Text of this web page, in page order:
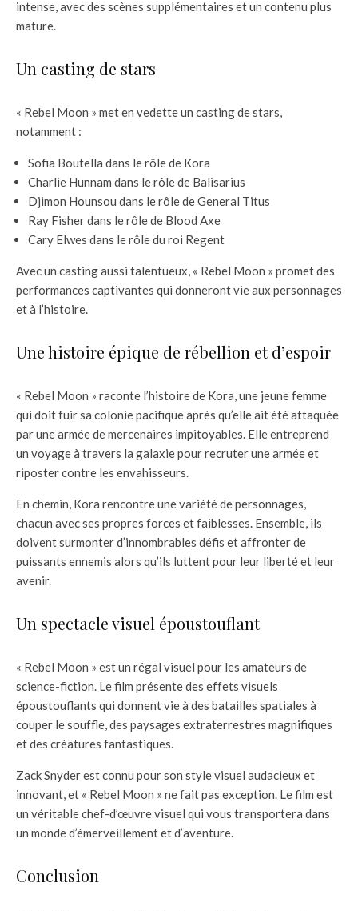
intense, avec des scènes supplémentaires et un contenu plus
mature.
Un casting de stars
« Rebel Moon » met en vedette un casting de stars,
notamment :
Sofia Boutella dans le rôle de Kora
Charlie Hunnam dans le rôle de Balisarius
Djimon Hounsou dans le rôle de General Titus
Ray Fisher dans le rôle de Blood Axe
Cary Elwes dans le rôle du roi Regent
Avec un casting aussi talentueux, « Rebel Moon » promet des
performances captivantes qui donneront vie aux personnages
et à l’histoire.
Une histoire épique de rébellion et d’espoir
« Rebel Moon » raconte l’histoire de Kora, une jeune femme
qui doit fuir sa colonie pacifique après qu’elle ait été attaquée
par une armée de mercenaires impitoyables. Elle entreprend
un voyage à travers la galaxie pour recruter une armée et
riposter contre les envahisseurs.
En chemin, Kora rencontre une variété de personnages,
chacun avec ses propres forces et faiblesses. Ensemble, ils
doivent surmonter d’innombrables défis et affronter de
puissants ennemis alors qu’ils luttent pour leur liberté et leur
avenir.
Un spectacle visuel époustouflant
« Rebel Moon » est un régal visuel pour les amateurs de
science-fiction. Le film présente des effets visuels
époustouflants qui donnent vie à des batailles spatiales à
couper le souffle, des paysages extraterrestres magnifiques
et des créatures fantastiques.
Zack Snyder est connu pour son style visuel audacieux et
innovant, et « Rebel Moon » ne fait pas exception. Le film est
un véritable chef-d’œuvre visuel qui vous transportera dans
un monde d’émerveillement et d’aventure.
Conclusion